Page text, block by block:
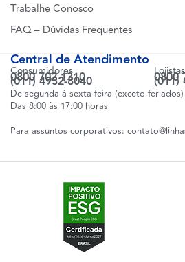
Trabalhe Conosco
FAQ – Dúvidas Frequentes
Central de Atendimento
Consumidores
0800 702 1310
(011) 4932-8040 0800
(011)
De segunda à sexta-feira (exceto feriados)
Das 8:00 às 17:00 horas
Para assuntos corporativos: